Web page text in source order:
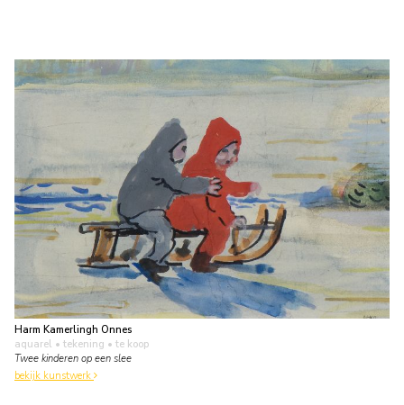
Harm Kamerlingh Onnes
aquarel • tekening • te koop
Twee kinderen op een slee
bekijk kunstwerk